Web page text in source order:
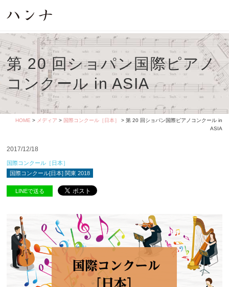
第 20 回ショパン国際ピアノ
コンクール in ASIA
HOME > メディア > 国際コンクール［日本］
> 第 20 回ショパン国際ピアノコンクール in
ASIA
2017/12/18
国際コンクール［日本］
国際コンクール[日本] 関東 2018
LINEで送る